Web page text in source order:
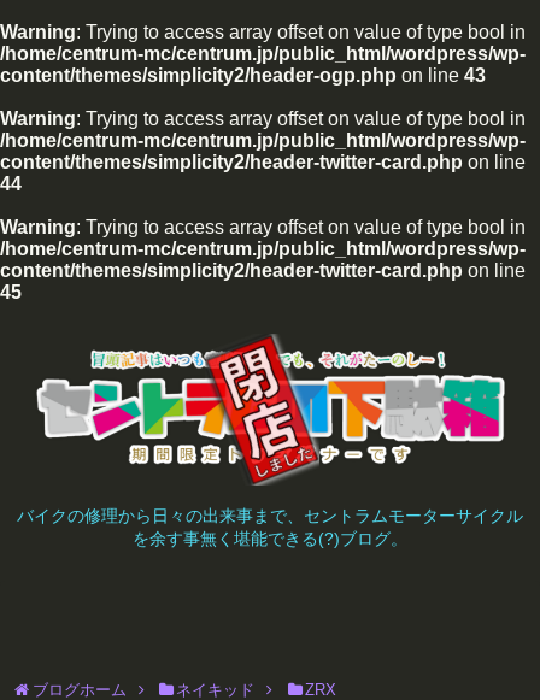
Warning: Trying to access array offset on value of type bool in
/home/centrum-mc/centrum.jp/public_html/wordpress/wp-
content/themes/simplicity2/header-ogp.php on line 43
Warning: Trying to access array offset on value of type bool in
/home/centrum-mc/centrum.jp/public_html/wordpress/wp-
content/themes/simplicity2/header-twitter-card.php on line
44
Warning: Trying to access array offset on value of type bool in
/home/centrum-mc/centrum.jp/public_html/wordpress/wp-
content/themes/simplicity2/header-twitter-card.php on line
45
バイクの修理から日々の出来事まで、セントラムモーターサイクル
を余す事無く堪能できる(?)ブログ。
ブログホーム ネイキッド ZRX